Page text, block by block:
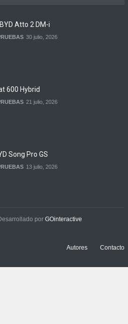
agosto, 2026
Atto 2 DM-i
30 julio, 2026
600 Hybrid
21 julio, 2026
Song Pro GS
13 julio, 2026
Wrangler
por GOinteractive
Autores Contacto